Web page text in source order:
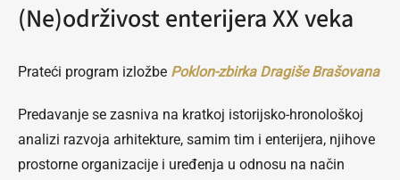
(Ne)održivost enterijera XX veka
Prateći program izložbe Poklon-zbirka Dragiše Brašovana
Predavanje se zasniva na kratkoj istorijsko-hronološkoj
analizi razvoja arhitekture, samim tim i enterijera, njihove
prostorne organizacije i uređenja u odnosu na način